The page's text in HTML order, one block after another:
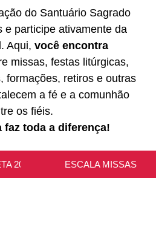
do Santuário Sagrado
e participe ativamente da
Aqui, você encontra
missas, festas litúrgicas,
formações, retiros e outras
a fé e a comunhão
os fiéis.
faz toda a diferença!
2026 ESCALA MISSAS